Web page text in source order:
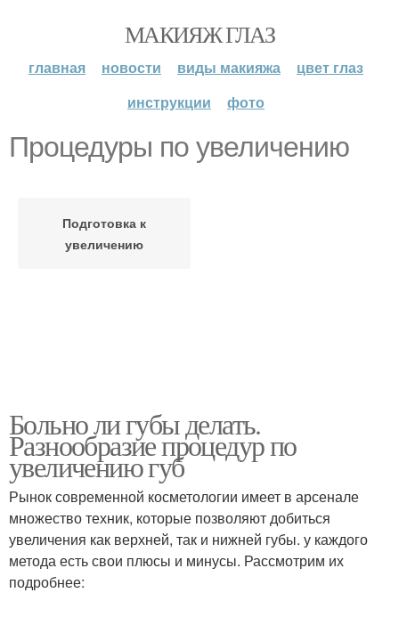
МАКИЯЖ ГЛАЗ
главная новости виды макияжа
цвет глаз
инструкции
фото
Процедуры по увеличению
Подготовка к
увеличению
Больно ли губы делать.
Разнообразие процедур по
увеличению губ
Рынок современной косметологии имеет в арсенале
множество техник, которые позволяют добиться
увеличения как верхней, так и нижней губы. у каждого
метода есть свои плюсы и минусы. Рассмотрим их
подробнее: